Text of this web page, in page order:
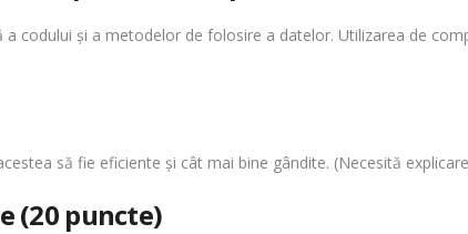
codului şi a metodelor de folosire a datelor. Utilizarea de
să fie eficiente şi cât mai bine gândite. (Necesită
(20 puncte)